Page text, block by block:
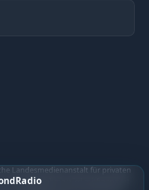
Landesmedienanstalt für privaten
Maßnahme wird mitfinanziert